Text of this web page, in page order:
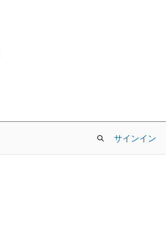
サインイン